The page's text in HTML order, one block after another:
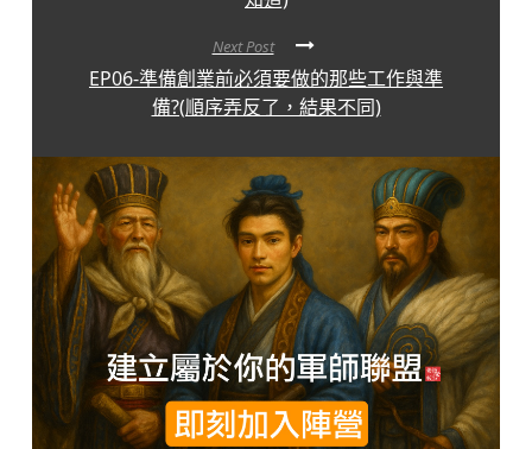
Next Post
EP06-準備創業前必須要做的那些工作與準
備?(順序弄反了，結果不同)